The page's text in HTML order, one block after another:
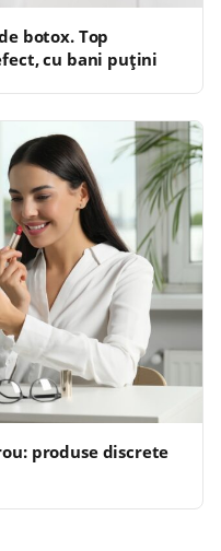
botox. Top
cu bani puțini
produse discrete